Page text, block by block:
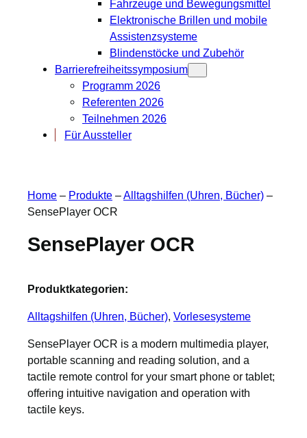
Fahrzeuge und Bewegungsmittel
Elektronische Brillen und mobile
Assistenzsysteme
Blindenstöcke und Zubehör
Barrierefreiheitssymposium
Programm 2026
Referenten 2026
Teilnehmen 2026
Für Aussteller
Home – Produkte –Alltagshilfen (Uhren, Bücher) –
SensePlayer OCR
SensePlayer OCR
Produktkategorien:
Alltagshilfen (Uhren, Bücher), Vorlesesysteme
SensePlayer OCR is a modern multimedia player,
portable scanning and reading solution, and a
tactile remote control for your smart phone or tablet;
offering intuitive navigation and operation with
tactile keys.